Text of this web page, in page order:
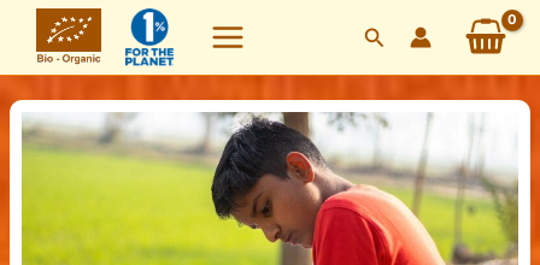
content
Search